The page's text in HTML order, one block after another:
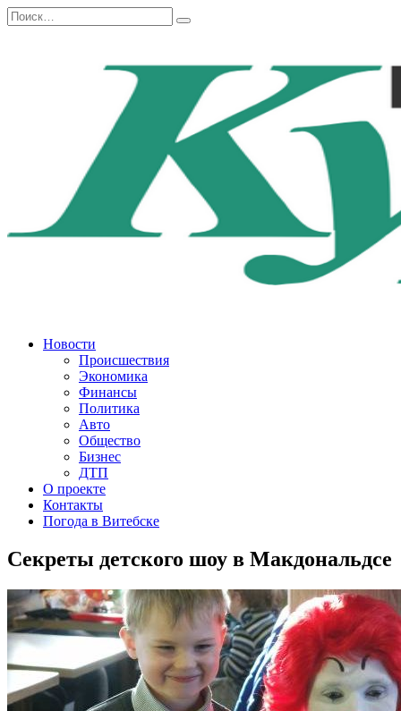
Перейти
к
Search
for:
Новости
Происшествия
Экономика
Финансы
Политика
Авто
Общество
Бизнес
ДТП
О проекте
Контакты
Погода в Витебске
Секреты детского шоу в Макдональдсе